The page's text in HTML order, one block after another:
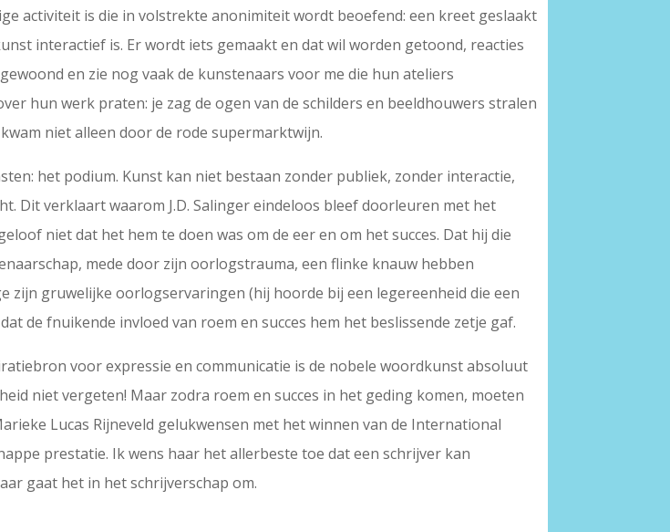
activiteit is die in volstrekte anonimiteit wordt beoefend: een kreet geslaakt
interactief is. Er wordt iets gemaakt en dat wil worden getoond, reacties
en zie nog vaak de kunstenaars voor me die hun ateliers
hun werk praten: je zag de ogen van de schilders en beeldhouwers stralen
niet alleen door de rode supermarktwijn.
het podium. Kunst kan niet bestaan zonder publiek, zonder interactie,
Dit verklaart waarom J.D. Salinger eindeloos bleef doorleuren met het
niet dat het hem te doen was om de eer en om het succes. Dat hij die
mede door zijn oorlogstrauma, een flinke knauw hebben
zijn gruwelijke oorlogservaringen (hij hoorde bij een legereenheid die een
de fnuikende invloed van roem en succes hem het beslissende zetje gaf.
voor expressie en communicatie is de nobele woordkunst absoluut
niet vergeten! Maar zodra roem en succes in het geding komen, moeten
Lucas Rijneveld gelukwensen met het winnen van de International
prestatie. Ik wens haar het allerbeste toe dat een schrijver kan
gaat het in het schrijverschap om.